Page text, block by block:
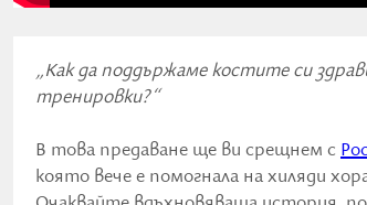
„Как да поддържаме костите си
тренировки?“
В това предаване ще ви срещнем с
която вече е помогнала на хиляди